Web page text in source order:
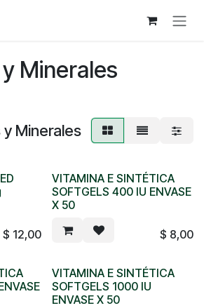
Minerales
Minerales
$ 12,00
VITAMINA E SINTÉTICA
SOFTGELS 400 IU ENVASE
X 50
$ 8,00
VITAMINA E SINTÉTICA
SOFTGELS 1000 IU
ENVASE X 50